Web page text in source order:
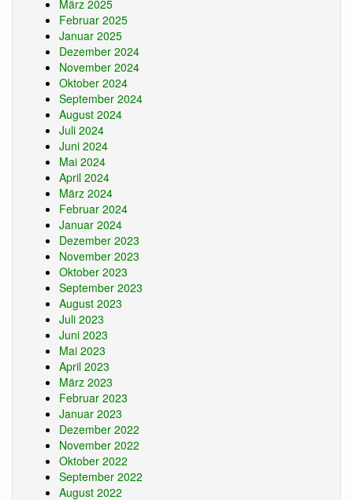
März 2025
Februar 2025
Januar 2025
Dezember 2024
November 2024
Oktober 2024
September 2024
August 2024
Juli 2024
Juni 2024
Mai 2024
April 2024
März 2024
Februar 2024
Januar 2024
Dezember 2023
November 2023
Oktober 2023
September 2023
August 2023
Juli 2023
Juni 2023
Mai 2023
April 2023
März 2023
Februar 2023
Januar 2023
Dezember 2022
November 2022
Oktober 2022
September 2022
August 2022